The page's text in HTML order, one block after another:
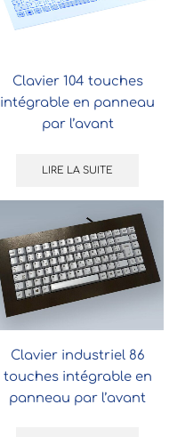
Clavier 104 touches
intégrable en panneau
par l’avant
LIRE LA SUITE
Clavier industriel 86
touches intégrable en
panneau par l’avant